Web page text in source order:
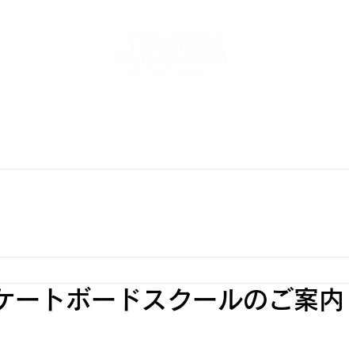
ートボードスクールのご案内